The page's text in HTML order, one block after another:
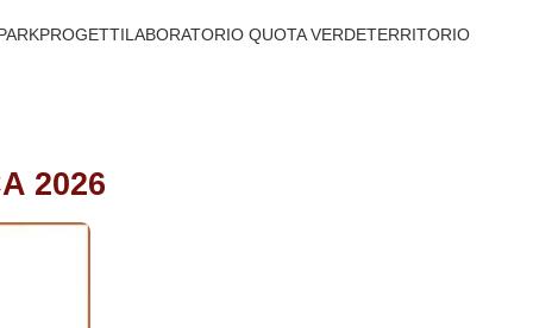
PROGETTILABORATORIO QUOTA VERDETERRITORIO
2026